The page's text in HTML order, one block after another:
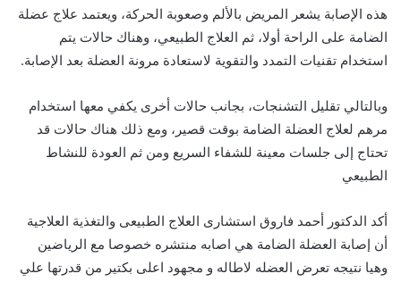
هذه الإصابة يشعر المريض بالألم وصعوبة الحركة، ويعتمد علاج عضلة
الضامة على الراحة أولا، ثم العلاج الطبيعي، وهناك حالات يتم
استخدام تقنيات التمدد والتقوية لاستعادة مرونة العضلة بعد الإصابة.
وبالتالي تقليل التشنجات، بجانب حالات أخرى يكفي معها استخدام
مرهم لعلاج العضلة الضامة بوقت قصير، ومع ذلك هناك حالات قد
تحتاج إلى جلسات معينة للشفاء السريع ومن ثم العودة للنشاط
الطبيعي
أكد الدكتور أحمد فاروق استشارى العلاج الطبيعى والتغذية العلاجية
أن إصابة العضلة الضامة هي اصابه منتشره خصوصا مع الرياضين
وهيا نتيجه تعرض العضله لاطاله و مجهود اعلى بكتير من قدرتها علي